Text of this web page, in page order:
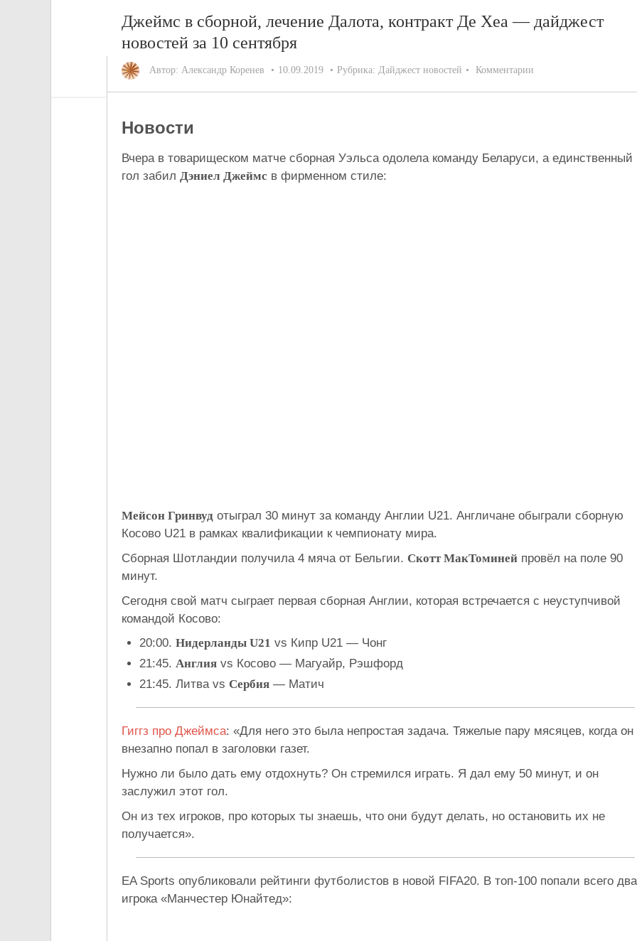
Джеймс в сборной, лечение Далота, контракт Де Хеа — дайджест
новостей за 10 сентября
Автор: Александр Коренев 10.09.2019 Рубрика: Дайджест новостей Комментарии
Новости
Вчера в товарищеском матче сборная Уэльса одолела команду Беларуси, а единственный
гол забил Дэниел Джеймс в фирменном стиле:
Мейсон Гринвуд отыграл 30 минут за команду Англии U21. Англичане обыграли сборную
Косово U21 в рамках квалификации к чемпионату мира.
Сборная Шотландии получила 4 мяча от Бельгии. Скотт МакТоминей провёл на поле 90
минут.
Сегодня свой матч сыграет первая сборная Англии, которая встречается с неуступчивой
командой Косово:
20:00. Нидерланды U21 vs Кипр U21 — Чонг
21:45. Англия vs Косово — Магуайр, Рэшфорд
21:45. Литва vs Сербия — Матич
Гиггз про Джеймса: «Для него это была непростая задача. Тяжелые пару мясяцев, когда он
внезапно попал в заголовки газет.
Нужно ли было дать ему отдохнуть? Он стремился играть. Я дал ему 50 минут, и он
заслужил этот гол.
Он из тех игроков, про которых ты знаешь, что они будут делать, но остановить их не
получается».
EA Sports опубликовали рейтинги футболистов в новой FIFA20. В топ-100 попали всего два
игрока «Манчестер Юнайтед»: